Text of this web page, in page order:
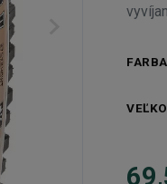
FARBA